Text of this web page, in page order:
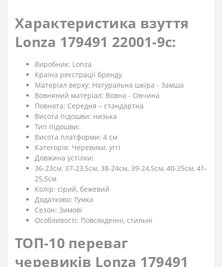
Характеристика взуття
Lonza 179491 22001-9с:
Виробник: Lonza
Країна реєстрації бренду.
Матеріал верху: Натуральна шкіра - Замша
Вовняний матеріал: Вовна - Овчина
Повнота: Середня – стандартна
Висота підошви: низька
Тип підошви:
Висота платформи: 4 см
Категорія: Черевики, уггі
Довжина устілки:
36-23см, 37-23,5см, 38-24см, 39-24,5см, 40-25см, 41-
25,5см
Колір: сірий, бежевий
Додатково: Гумка
Сезон: Зимові
Особливості: Повсякденні, стильні
ТОП-10 переваг
черевиків Lonza 179491